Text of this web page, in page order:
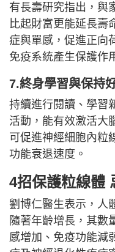
有長壽研究指出，與
比起財富更能延長壽
症與單感，促進正向
免疫系統產生保護作
7.終身學習與保持
持續進行閱讀、學習
活動，能有效激活大
可促進神經細胞內粒
功能衰退速度。
4招保護粒線體
劉博仁醫生表示，人
隨著年齡增長，其數
感增加、免疫功能減